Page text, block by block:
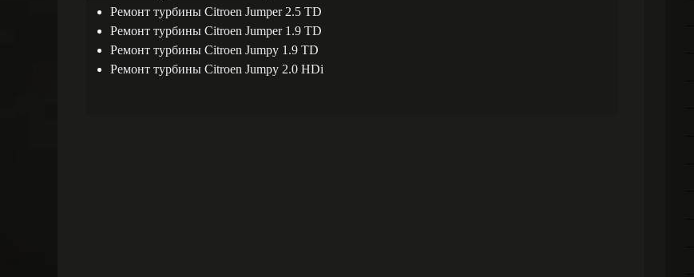
Ремонт турбины Citroen Jumper 2.5 TD
Ремонт турбины Citroen Jumper 1.9 TD
Ремонт турбины Citroen Jumpy 1.9 TD
Ремонт турбины Citroen Jumpy 2.0 HDi